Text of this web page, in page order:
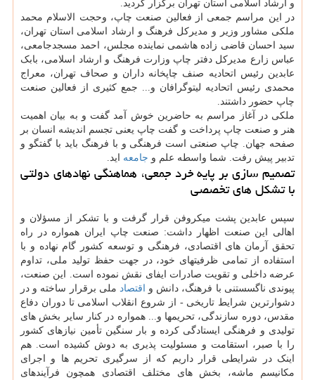
و ارشاد اسلامی استان تهران برگزار گردید.
در این مراسم جمعی از فعالین صنعت چاپ، وحجت الاسلام محمد
ملکی مشاور وزیر و مدیرکل فرهنگ و ارشاد اسلامی استان تهران،
سید احسان قاضی زاده هاشمی نماینده مجلس، احمد مسجدجامعی،
عباس زارع مدیرکل دفتر چاپ وزارت فرهنگ و ارشاد اسلامی، بابک
عابدین رئیس اتحادیه صنف چاپخانه داران و صحاف تهران، معراج
محمدی رئیس اتحادیه لیتوگرافان و... جمع کثیری از فعالین صنعت
چاپ حضور داشتند.
ملکی در آغاز مراسم به حاضرین خوش آمد گفت و به بیان اهمیت
هنر و صنعت چاپ پرداخت و گفت چاپ یعنی تجسم اندیشه انسان بر
صفحه جهان. چاپ صنعتی است فرهنگی و با فرهنگ باید با گفتگو و
تدبیر پیش رفت. شما واسطه علم و جامعه اید.
تصمیم سازی بر پایه خرد جمعی، هماهنگی نهادهای دولتی
با تشکل های تخصصی
سپس عابدین پشت میکروفن قرار گرفت و با تشکر از مسؤلان و
اهالی این صنعت اظهار داشت: صنعت چاپ ایران همواره در راه
تحقق آرمان های اقتصادی، فرهنگی و توسعه کشور گام نهاده و با
استفاده از تمامی ظرفیتهای خود، در جهت حفظ تولید ملی، تداوم
عرضه داخلی و تقویت صادرات ایفای نقش نموده است. این صنعت،
پیوندی ناگسستنی با فرهنگ، دانش و اقتصاد ملی برقرار ساخته و در
دشوارترین شرایط تاریخی - از شروع انقلاب اسلامی تا دوران دفاع
مقدس، دوره سازندگی، تحریمها و... همواره در کنار سایر بخش های
تولیدی و فرهنگی ایستادگی کرده و بار سنگین تأمین نیازهای کشور
را با صبر، استقامت و مسئولیت پذیری به دوش کشیده است. هم
اینک در شرایطی قرار داریم که از سرگیری تحریم ها و اجرای
مکانیسم ماشه، بخش های مختلف اقتصادی همچون فرآیندهای